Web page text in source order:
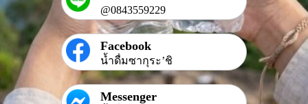
@0843559229
Facebook
น้ำดื่มซากุระ’ชิ
Messenger